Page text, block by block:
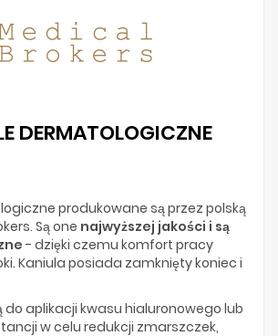
DERMATOLOGICZNE
produkowane są przez polską
Są one najwyższej jakości i są
- dzięki czemu komfort pracy
Kaniula posiada zamknięty koniec i
do aplikacji kwasu hialuronowego lub
w celu redukcji zmarszczek,